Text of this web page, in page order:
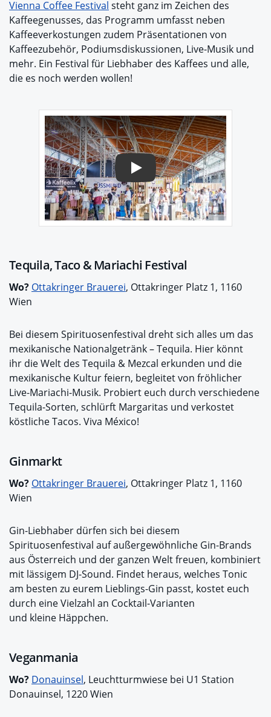
Vienna Coffee Festival steht ganz im Zeichen des
Kaffeegenusses, das Programm umfasst neben
Kaffeeverkostungen zudem Präsentationen von
Kaffeezubehör, Podiumsdiskussionen, Live-Musik und
mehr. Ein Festival für Liebhaber des Kaffees und alle,
die es noch werden wollen!
Play
Tequila, Taco & Mariachi Festival
Wo? Ottakringer Brauerei, Ottakringer Platz 1, 1160
Wien
Bei diesem Spirituosenfestival dreht sich alles um das
mexikanische Nationalgetränk – Tequila. Hier könnt
ihr die Welt des Tequila & Mezcal erkunden und die
mexikanische Kultur feiern, begleitet von fröhlicher
Live-Mariachi-Musik. Probiert euch durch verschiedene
Tequila-Sorten, schlürft Margaritas und verkostet
köstliche Tacos. Viva México!
Ginmarkt
Wo? Ottakringer Brauerei, Ottakringer Platz 1, 1160
Wien
Gin-Liebhaber dürfen sich bei diesem
Spirituosenfestival auf außergewöhnliche Gin-Brands
aus Österreich und der ganzen Welt freuen, kombiniert
mit lässigem DJ-Sound. Findet heraus, welches Tonic
am besten zu eurem Lieblings-Gin passt, kostet euch
durch eine Vielzahl an Cocktail-Varianten
und kleine Häppchen.
Veganmania
Wo? Donauinsel, Leuchtturmwiese bei U1 Station
Donauinsel, 1220 Wien